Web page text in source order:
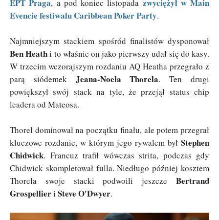
EPT Praga, a pod koniec listopada zwyciężył w Main
Evencie festiwalu Caribbean Poker Party.
Najmniejszym stackiem spośród finalistów dysponował
Ben Heathi to właśnie on jako pierwszy udał się do kasy.
W trzecim wczorajszym rozdaniu AQ Heatha przegrało z
parą siódemek Jeana-Noela Thorela. Ten drugi
powiększył swój stack na tyle, że przejął status chip
leadera od Mateosa.
Thorel dominował na początku finału, ale potem przegrał
kluczowe rozdanie, w którym jego rywalem był Stephen
Chidwick. Francuz trafił wówczas strita, podczas gdy
Chidwick skompletował fulla. Niedługo później kosztem
Thorela swoje stacki podwoili jeszcze Bertrand
Grospellieri Steve O'Dwyer.